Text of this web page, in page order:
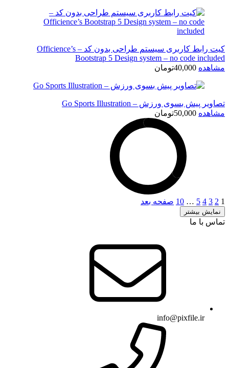
کیت رابط کاربری سیستم طراحی بدون کد – Officience’s
Bootstrap 5 Design system – no code included
مشاهده 40,000تومان
تصاویر پیش بسوی ورزش – Go Sports Illustration
مشاهده 50,000تومان
1
2
3
4
5
…
10 صفحه بعد
نمایش بیشتر
تماس با ما
info@pixfile.ir